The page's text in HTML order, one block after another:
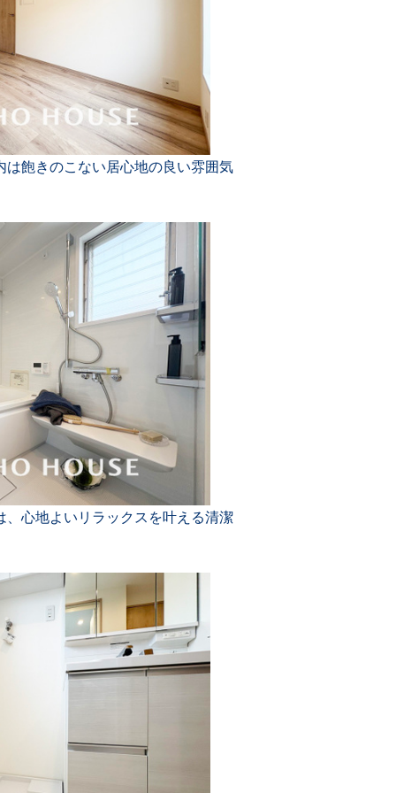
は飽きのこない居心地の良い雰囲気
、心地よいリラックスを叶える清潔